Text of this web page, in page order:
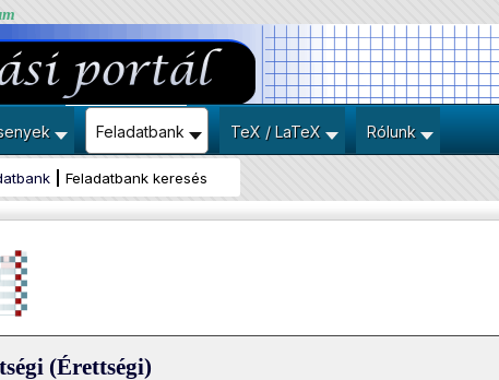
Feladatbank TeX / LaTeX Rólunk
Feladatbank keresés
(Érettségi)